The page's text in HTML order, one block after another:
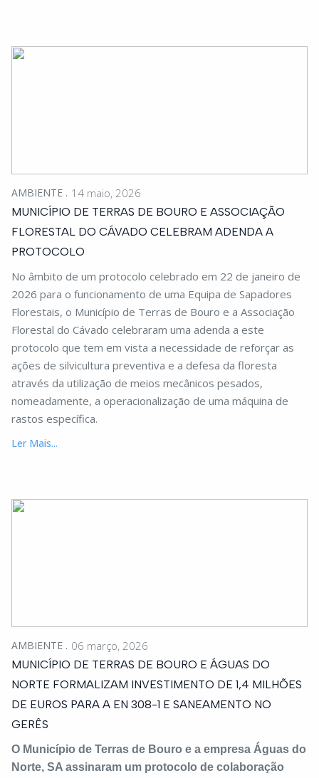
AMBIENTE 14 maio, 2026
MUNICÍPIO DE TERRAS DE BOURO E ASSOCIAÇÃO
FLORESTAL DO CÁVADO CELEBRAM ADENDA A
PROTOCOLO
No âmbito de um protocolo celebrado em 22 de janeiro de
2026 para o funcionamento de uma Equipa de Sapadores
Florestais, o Município de Terras de Bouro e a Associação
Florestal do Cávado celebraram uma adenda a este
protocolo que tem em vista a necessidade de reforçar as
ações de silvicultura preventiva e a defesa da floresta
através da utilização de meios mecânicos pesados,
nomeadamente, a operacionalização de uma máquina de
rastos específica.
Ler Mais...
AMBIENTE 06 março, 2026
MUNICÍPIO DE TERRAS DE BOURO E ÁGUAS DO
NORTE FORMALIZAM INVESTIMENTO DE 1,4 MILHÕES
DE EUROS PARA A EN 308-1 E SANEAMENTO NO
GERÊS
O Município de Terras de Bouro e a empresa Águas do
Norte, SA assinaram um protocolo de colaboração